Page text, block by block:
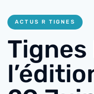
ACTUS R TIGNES